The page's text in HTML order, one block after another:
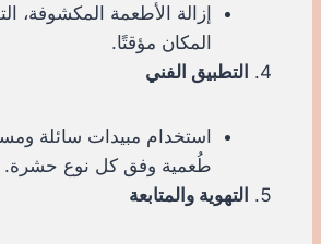
إزالة الأطعمة المكشوفة،
المكان مؤقتًا.
التطبيق الفني
استخدام مبيدات سائلة
طُعمية وفق كل نوع حشرة.
التهوية والمتابعة